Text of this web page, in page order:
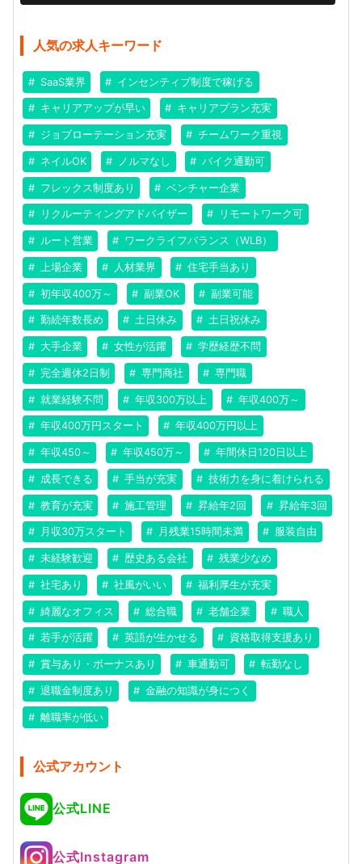
人気の求人キーワード
SaaS業界 インセンティブ制度で稼げる
キャリアアップが早い キャリアプラン充実
ジョブローテーション充実 チームワーク重視
ネイルOK ノルマなし バイク通勤可
フレックス制度あり ベンチャー企業
リクルーティングアドバイザー リモートワーク可
ルート営業 ワークライフバランス（WLB）
上場企業 人材業界 住宅手当あり
初年収400万～ 副業OK 副業可能
勤続年数長め 土日休み 土日祝休み
大手企業 女性が活躍 学歴経歴不問
完全週休2日制 専門商社 専門職
就業経験不問 年収300万以上 年収400万～
年収400万円スタート 年収400万円以上
年収450～ 年収450万～ 年間休日120日以上
成長できる 手当が充実 技術力を身に着けられる
教育が充実 施工管理 昇給年2回 昇給年3回
月収30万スタート 月残業15時間未満 服装自由
未経験歓迎 歴史ある会社 残業少なめ
社宅あり 社風がいい 福利厚生が充実
綺麗なオフィス 総合職 老舗企業 職人
若手が活躍 英語が生かせる 資格取得支援あり
賞与あり・ボーナスあり 車通勤可 転勤なし
退職金制度あり 金融の知識が身につく
離職率が低い
公式アカウント
公式LINE
公式Instagram